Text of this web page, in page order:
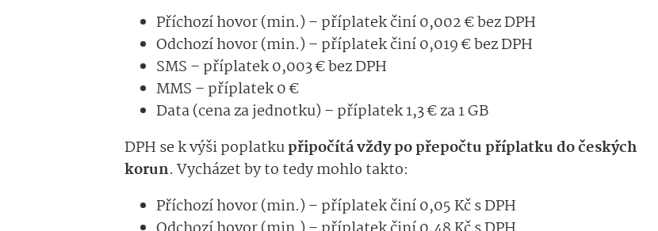
Příchozí hovor (min.) – příplatek činí 0,002 € bez DPH
Odchozí hovor (min.) – příplatek činí 0,019 € bez DPH
SMS – příplatek 0,003 € bez DPH
MMS – příplatek 0 €
Data (cena za jednotku) – příplatek 1,3 € za 1 GB
DPH se k výši poplatkupřipočítá vždy po přepočtu příplatku do českých
korun. Vycházet by to tedy mohlo takto:
Příchozí hovor (min.) – příplatek činí 0,05 Kč s DPH